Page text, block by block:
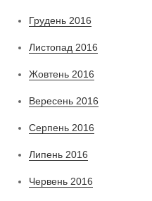
Грудень 2016
Листопад 2016
Жовтень 2016
Вересень 2016
Серпень 2016
Липень 2016
Червень 2016